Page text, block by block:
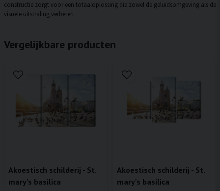
constructie zorgt voor een totaaloplossing die zowel de geluidsomgeving als de
visuele uitstraling verbetert.
Vergelijkbare producten
Akoestisch schilderij - St.
mary's basilica
Akoestisch schilderij - St.
mary's basilica